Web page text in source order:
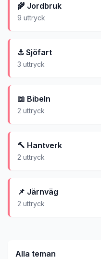
🌾 Jordbruk
9 uttryck
⚓ Sjöfart
3 uttryck
📖 Bibeln
2 uttryck
🔨 Hantverk
2 uttryck
📌 Järnväg
2 uttryck
Alla teman